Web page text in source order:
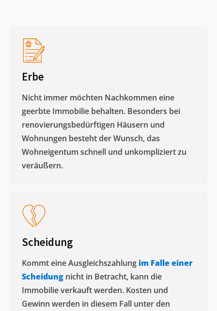
Erbe
Nicht immer möchten Nachkommen eine
geerbte Immobilie behalten. Besonders bei
renovierungsbedürftigen Häusern und
Wohnungen besteht der Wunsch, das
Wohneigentum schnell und unkompliziert zu
veräußern. ​
Scheidung
Kommt eine Ausgleichszahlung im Falle einer
Scheidung nicht in Betracht, kann die
Immobilie verkauft werden. Kosten und
Gewinn werden in diesem Fall unter den